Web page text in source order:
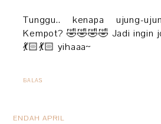
Tunggu.. kenapa ujung-
Kempot? 🤣🤣🤣🤣 Jadi ingin
💃🏻💃🏻 yihaaa~
BALAS
ENDAH APRIL